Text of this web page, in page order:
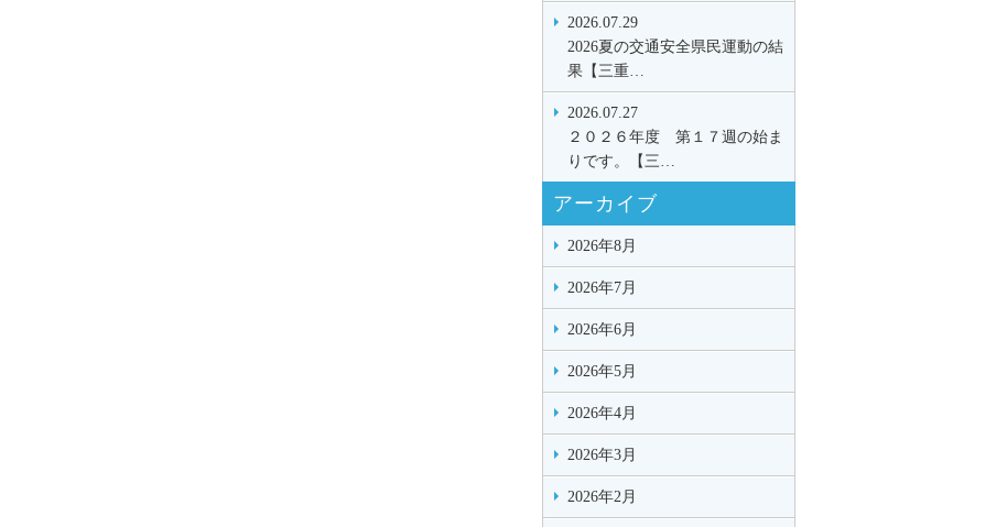
2026.07.29
2026夏の交通安全県民運動の結
果【三重…
2026.07.27
２０２６年度 第１７週の始ま
りです。【三…
アーカイブ
2026年8月
2026年7月
2026年6月
2026年5月
2026年4月
2026年3月
2026年2月